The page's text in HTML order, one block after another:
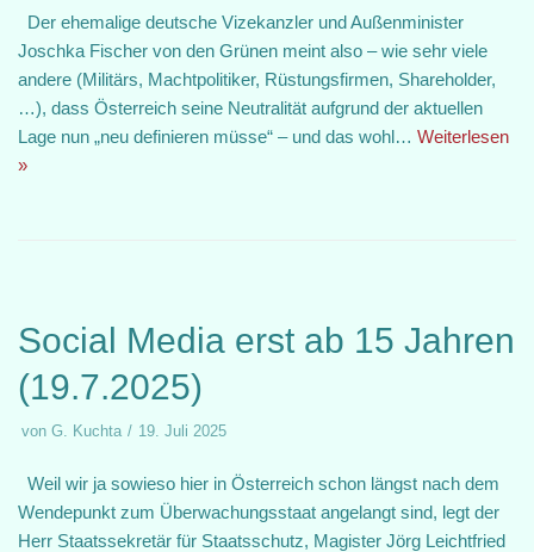
Der ehemalige deutsche Vizekanzler und Außenminister
Joschka Fischer von den Grünen meint also – wie sehr viele
andere (Militärs, Machtpolitiker, Rüstungsfirmen, Shareholder,
…), dass Österreich seine Neutralität aufgrund der aktuellen
Lage nun „neu definieren müsse“ – und das wohl… Weiterlesen
»
Social Media erst ab 15 Jahren
(19.7.2025)
von G. Kuchta 19. Juli 2025
Weil wir ja sowieso hier in Österreich schon längst nach dem
Wendepunkt zum Überwachungsstaat angelangt sind, legt der
Herr Staatssekretär für Staatsschutz, Magister Jörg Leichtfried